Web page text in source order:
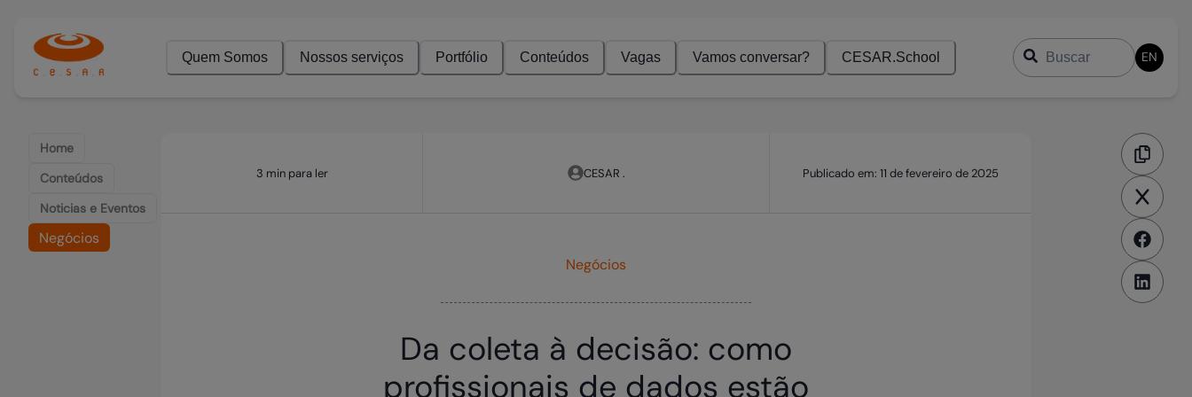
Quem Somos Nossos serviços Portfólio Conteúdos Vagas Vamos conversar? CESAR.School
Buscar
EN
Home
Conteúdos
Noticias e Eventos
Negócios
3 min para ler CESAR . Publicado em: 11 de fevereiro de 2025
Negócios
Da coleta à decisão: como
profissionais de dados estão